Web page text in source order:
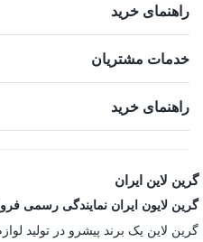
راهنمای خرید
خدمات مشتریان
راهنمای خرید
گرین لاین ایران
گرین لایون ایران نمایندگی رسمی
گرین لاین یک برند پیشرو در تولید